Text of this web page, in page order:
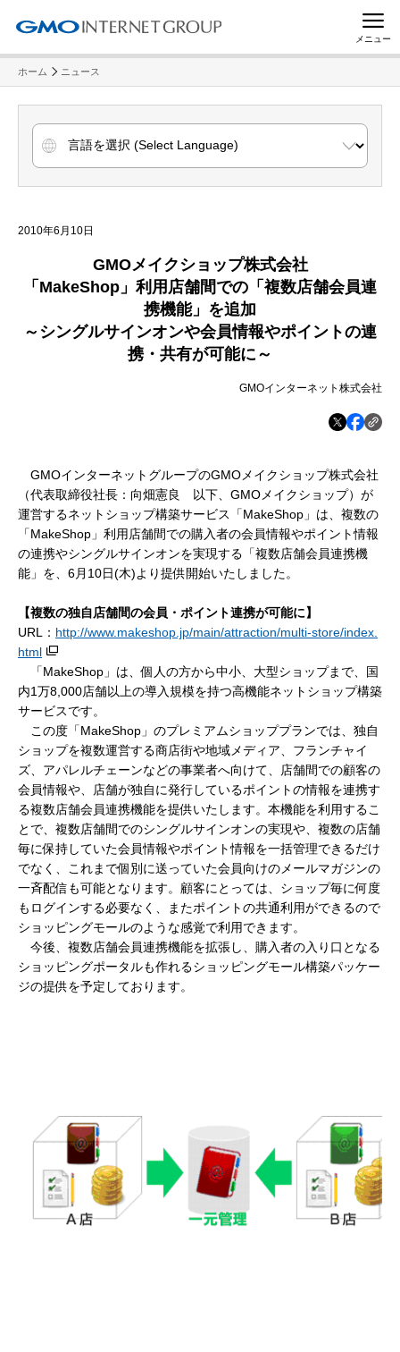
メニュー
ホーム ニュース
2010年6月10日
GMOメイクショップ株式会社
「 MakeShop 」利用店舗間での 「複数店舗会員連
携機能」を追加
～シングルサインオンや会員情報やポイントの連
携・共有が可能に～
GMOインターネット株式会社
GMOインターネットグループのGMOメイクショップ株式会社
（代表取締役社長：向畑憲良 以下、GMOメイクショップ）が
運営するネットショップ構築サービス「MakeShop」は、複数の
「MakeShop」利用店舗間での購入者の会員情報やポイント情報
の連携やシングルサインオンを実現する「複数店舗会員連携機
能」を、 6月10日(木)より提供開始いたしました。
【複数の独自店舗間の会員・ポイント連携が可能に】
URL： http://www.makeshop.jp/main/attraction/multi-store/index.
html
「MakeShop」は、個人の方から中小、大型ショップまで、国
内1万8,000店舗以上の導入規模を持つ高機能ネットショップ構築
サービスです。
この度「MakeShop」のプレミアムショッププランでは、独自
ショップを複数運営する商店街や地域メディア、フランチャイ
ズ、アパレルチェーンなどの事業者へ向けて、 店舗間での顧客の
会員情報や、店舗が独自に発行しているポイントの情報を連携す
る複数店舗会員連携機能を提供いたします。本機能を利用するこ
とで、複数店舗間でのシングルサインオンの実現や、複数の店舗
毎に保持していた会員情報やポイント情報を一括管理できるだけ
でなく、これまで個別に送っていた会員向けのメールマガジンの
一斉配信も可能となります。顧客にとっては、ショップ毎に何度
もログインする必要なく、またポイントの共通利用ができるので
ショッピングモールのような感覚で利用できます。
今後、複数店舗会員連携機能を拡張し、購入者の入り口となる
ショッピングポータルも作れるショッピングモール構築パッケー
ジの提供を予定しております。